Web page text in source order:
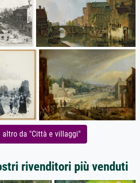
altro da "Città e villaggi"
rivenditori più venduti